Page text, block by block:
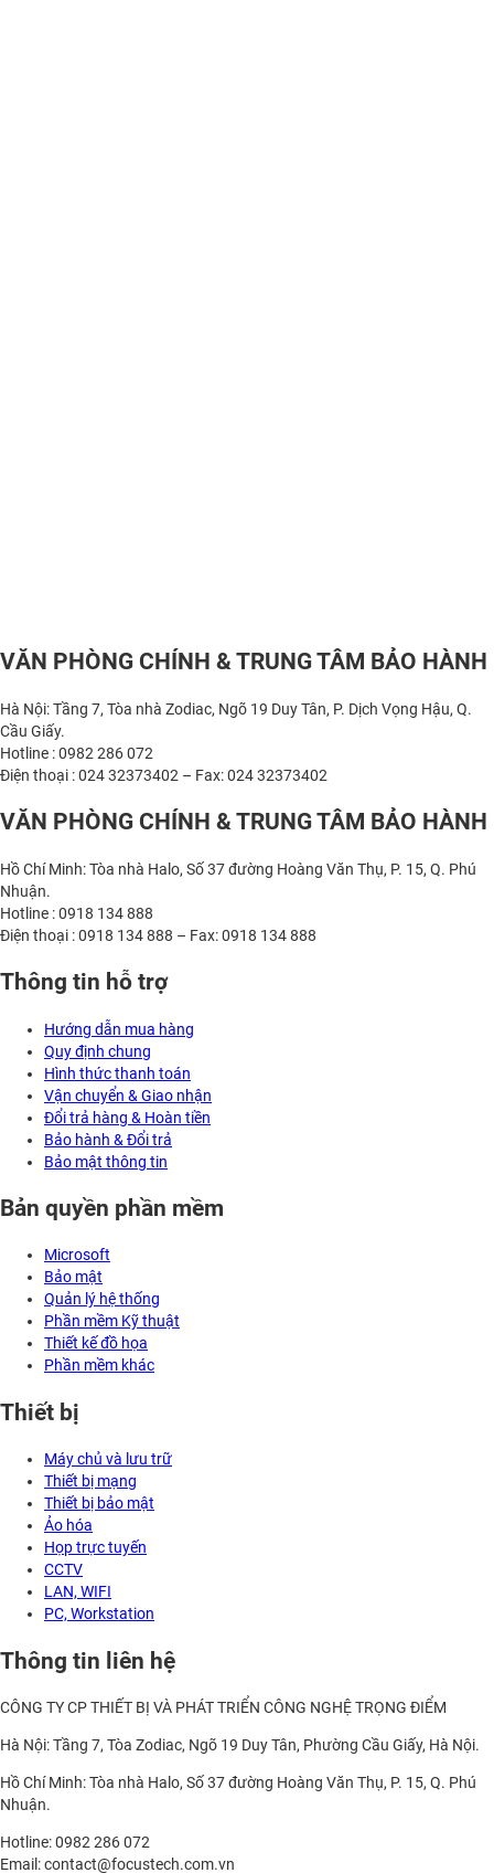
VĂN PHÒNG CHÍNH & TRUNG TÂM BẢO HÀNH
Hà Nội: Tầng 7, Tòa nhà Zodiac, Ngõ 19 Duy Tân, P. Dịch Vọng Hậu, Q.
Cầu Giấy.
Hotline : 0982 286 072
Điện thoại : 024 32373402 – Fax: 024 32373402
VĂN PHÒNG CHÍNH & TRUNG TÂM BẢO HÀNH
Hồ Chí Minh: Tòa nhà Halo, Số 37 đường Hoàng Văn Thụ, P. 15, Q. Phú
Nhuận.
Hotline : 0918 134 888
Điện thoại : 0918 134 888 – Fax: 0918 134 888
Thông tin hỗ trợ
Hướng dẫn mua hàng
Quy định chung
Hình thức thanh toán
Vận chuyển & Giao nhận
Đổi trả hàng & Hoàn tiền
Bảo hành & Đổi trả
Bảo mật thông tin
Bản quyền phần mềm
Microsoft
Bảo mật
Quản lý hệ thống
Phần mềm Kỹ thuật
Thiết kế đồ họa
Phần mềm khác
Thiết bị
Máy chủ và lưu trữ
Thiết bị mạng
Thiết bị bảo mật
Ảo hóa
Họp trực tuyến
CCTV
LAN, WIFI
PC, Workstation
Thông tin liên hệ
CÔNG TY CP THIẾT BỊ VÀ PHÁT TRIỂN CÔNG NGHỆ TRỌNG ĐIỂM
Hà Nội: Tầng 7, Tòa Zodiac, Ngõ 19 Duy Tân, Phường Cầu Giấy, Hà Nội.
Hồ Chí Minh: Tòa nhà Halo, Số 37 đường Hoàng Văn Thụ, P. 15, Q. Phú
Nhuận.
Hotline: 0982 286 072
Email: contact@focustech.com.vn